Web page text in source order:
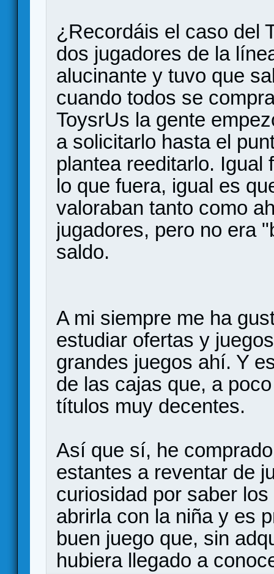
¿Recordáis el caso del
dos jugadores de la
alucinante y tuvo que
cuando todos se
ToysrUs la gente
a solicitarlo hasta el
plantea reeditarlo. Igual
lo que fuera, igual es
valoraban tanto como
jugadores, pero no era
saldo.
A mi siempre me ha
estudiar ofertas y
grandes juegos ahí. Y
de las cajas que, a
títulos muy decentes.
Así que sí, he
estantes a reventar de
curiosidad por saber
abrirla con la niña y es
buen juego que, sin
hubiera llegado a